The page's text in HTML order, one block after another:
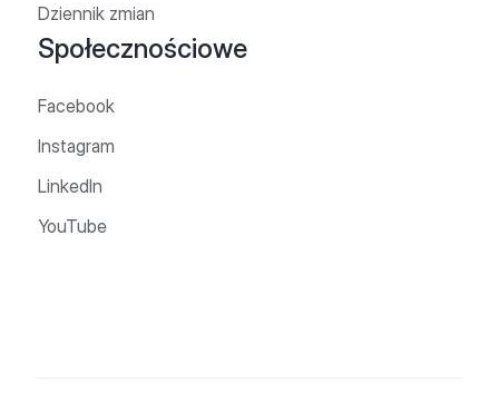
Dziennik zmian
Społecznościowe
Facebook
Instagram
LinkedIn
YouTube